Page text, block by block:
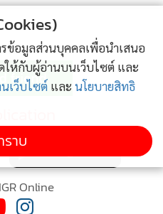
ไม่สนใจที่จะแก้ปัญหาของ
คเพื่อไท ยกล่าว
าวหลังการประชุม ครม.ถึง
ฝ่ายค้านมองว่าเป็นการยื้อ
นการเดาโจทย์ เดาคำตอบ
ต้องดูที่ความตั้งใจมากกว่า นา
ารเปิดโต๊ะเจรจาก็เป็นสิ่งที่ทุก
ผ่านทาง LINE
Online
รข้อมูลส่วนบุคคลเพื่อนำเสนอ
ห้กับผู้อ่านบนเว็บไซต์ และ
นเว็บไซต์ และ นโยบายสิทธิ
าบ